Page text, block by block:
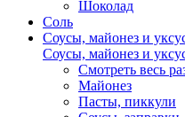
Шоколад
Соль
Соусы, майонез и
Соусы, майонез и
Смотреть весь
Майонез
Пасты, пиккули